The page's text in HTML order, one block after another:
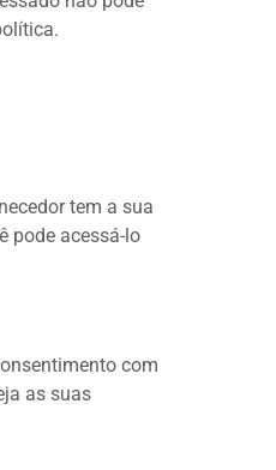
tem a sua
pode acessá-lo
com
as suas